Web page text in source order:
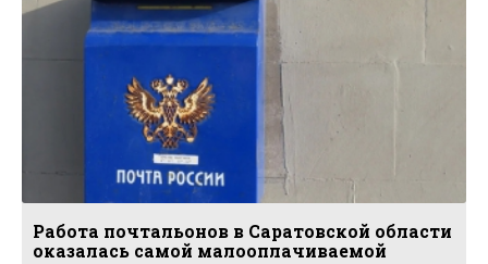
Работа почтальонов в Саратовской области
оказалась самой малооплачиваемой